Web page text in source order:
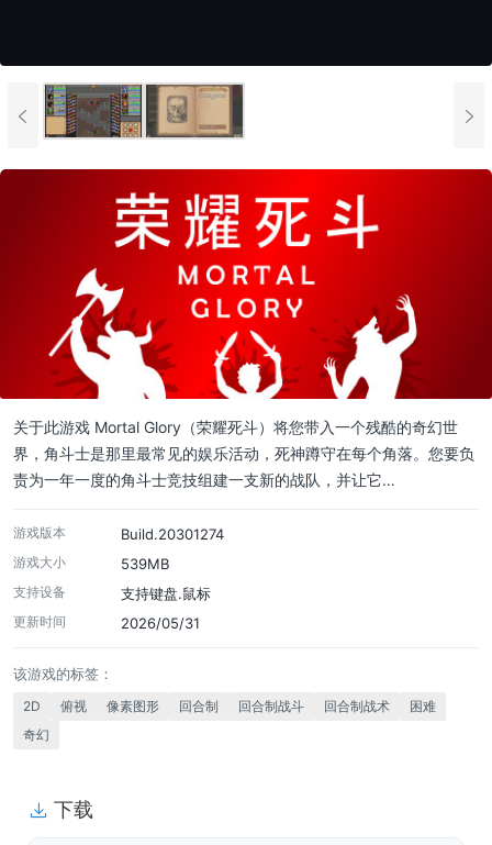
关于此游戏 Mortal Glory（荣耀死斗）将您带入一个残酷的奇幻世
界，角斗士是那里最常见的娱乐活动，死神蹲守在每个角落。您要负
责为一年一度的角斗士竞技组建一支新的战队，并让它…
游戏版本 Build.20301274
游戏大小 539MB
支持设备 支持键盘.鼠标
更新时间 2026/05/31
该游戏的标签：
2D 俯视 像素图形 回合制 回合制战斗 回合制战术
困难
奇幻
下载